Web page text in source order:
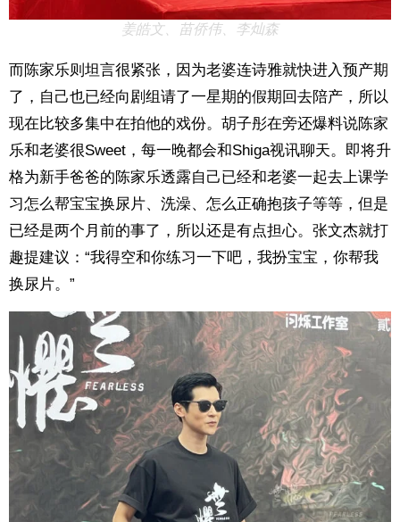
姜皓文、苗侨伟、李灿森
而陈家乐则坦言很紧张，因为老婆连诗雅就快进入预产期
了，自己也已经向剧组请了一星期的假期回去陪产，所以
现在比较多集中在拍他的戏份。胡子彤在旁还爆料说陈家
乐和老婆很Sweet，每一晚都会和Shiga视讯聊天。即将升
格为新手爸爸的陈家乐透露自己已经和老婆一起去上课学
习怎么帮宝宝换尿片、洗澡、怎么正确抱孩子等等，但是
已经是两个月前的事了，所以还是有点担心。张文杰就打
趣提建议：“我得空和你练习一下吧，我扮宝宝，你帮我
换尿片。”